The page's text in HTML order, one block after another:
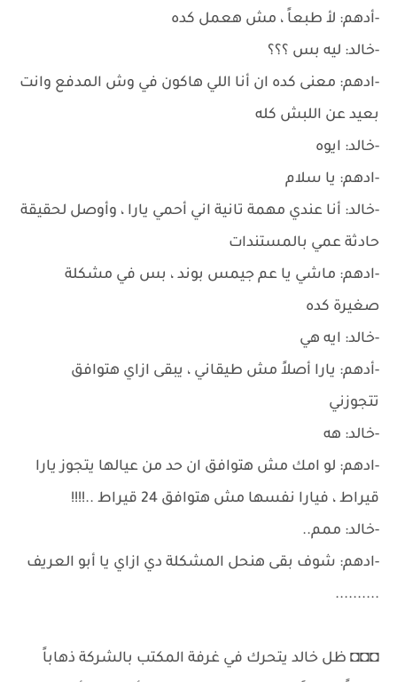
-أدهم: لأ طبعاً ، مش هعمل كده
-خالد: ليه بس ؟؟؟
-ادهم: معنى كده ان أنا اللي هاكون في وش المدفع وانت
بعيد عن اللبش كله
-خالد: ايوه
-ادهم: يا سلام
-خالد: أنا عندي مهمة تانية اني أحمي يارا ، وأوصل لحقيقة
حادثة عمي بالمستندات
-ادهم: ماشي يا عم جيمس بوند ، بس في مشكلة
صغيرة كده
-خالد: ايه هي
-أدهم: يارا أصلاً مش طيقاني ، يبقى ازاي هتوافق
تتجوزني
-خالد: هه
-ادهم: لو امك مش هتوافق ان حد من عيالها يتجوز يارا
قيراط ، فيارا نفسها مش هتوافق 24 قيراط ..!!!!
-خالد: ممم..
-ادهم: شوف بقى هنحل المشكلة دي ازاي يا أبو العريف
..........
◘◘◘ ظل خالد يتحرك في غرفة المكتب بالشركة ذهاباً